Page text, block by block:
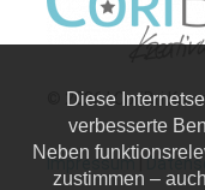
© 2026 | CoriBri
Impressum|
Diese
verbesserte
Neben
zustimmen –